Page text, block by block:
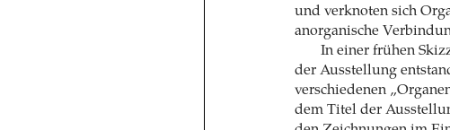
und verknoten sich
anorganische
In einer frühen
der Ausstellung
verschiedenen
dem Titel der